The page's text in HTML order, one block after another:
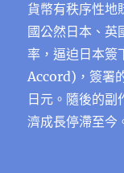
貨幣有秩序性地
國公然日本、英
率，逼迫日本簽
Accord)，簽署
日元。隨後的
濟成長停滯至今